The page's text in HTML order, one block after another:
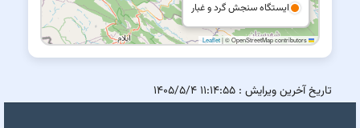
ایستگاه سنجش گرد و غبار
Leaflet
|© OpenStreetMap contributors
تاریخ آخرین ویرایش : ۱۱:۱۴:۵۵ ۱۴۰۵/۵/۴